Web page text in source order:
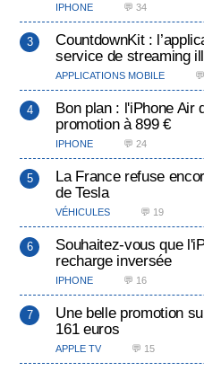
IPHONE 💬 34
CountdownKit :
service de streaming
APPLICATIONS MOBILE
Bon plan : l'iPhone Air
promotion à 899 €
IPHONE 💬 24
La France refuse
de Tesla
VÉHICULES 💬 19
Souhaitez-vous que
recharge inversée
IPHONE 💬 16
Une belle promotion
161 euros
APPLE TV 💬 15